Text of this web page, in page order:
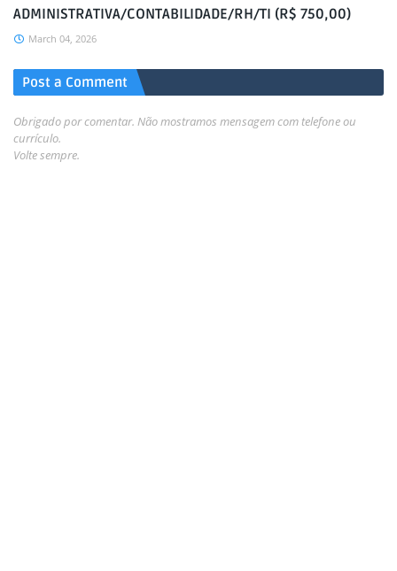
ADMINISTRATIVA/CONTABILIDADE/RH/TI (R$ 750,00)
March 04, 2026
Post a Comment
Obrigado por comentar. Não mostramos mensagem com telefone ou
currículo.
Volte sempre.